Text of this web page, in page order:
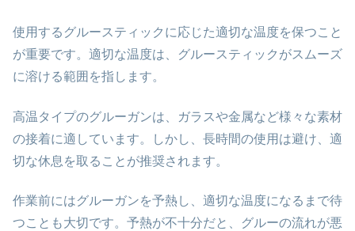
使用するグルースティックに応じた適切な温度を保つこと
が重要です。適切な温度は、グルースティックがスムーズ
に溶ける範囲を指します。
高温タイプのグルーガンは、ガラスや金属など様々な素材
の接着に適しています。しかし、長時間の使用は避け、適
切な休息を取ることが推奨されます。
作業前にはグルーガンを予熱し、適切な温度になるまで待
つことも大切です。予熱が不十分だと、グルーの流れが悪